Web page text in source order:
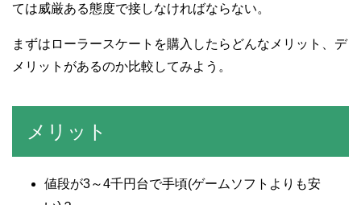
ては威厳ある態度で接しなければならない。
まずはローラースケートを購入したらどんなメリット、デ
メリットがあるのか比較してみよう。
メリット
値段が3～4千円台で手頃(ゲームソフトよりも安